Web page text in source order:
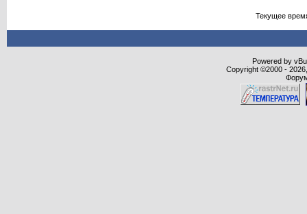
Текущее
Powered by
Copyright ©2000 -